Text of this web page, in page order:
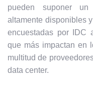
pueden suponer
altamente disponibles
encuestadas por IDC
que más impactan en
multitud de
data center.